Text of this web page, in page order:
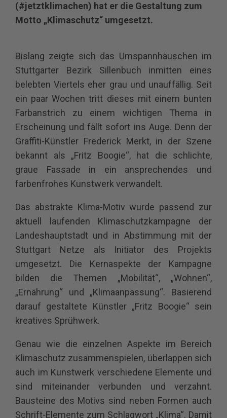
(#jetztklimachen) hat er die Gestaltung zum
Motto „Klimaschutz“ umgesetzt.
Bislang zeigte sich das Umspannhäuschen im
Stuttgarter Bezirk Sillenbuch inmitten eines
belebten Viertels eher grau und unauffällig. Seit
ein paar Wochen tritt dieses mit einem bunten
Farbanstrich zu einem wichtigen Thema in
Erscheinung und fällt sofort ins Auge. Denn der
Graffiti-Künstler Frederick Merkt, in der Szene
bekannt als „Fritz Boogie“, hat die schlichte,
graue Fassade in ein ansprechendes und
farbenfrohes Kunstwerk verwandelt.
Das abstrakte Klima-Motiv wurde passend zur
aktuell laufenden Klimaschutzkampagne der
Landeshauptstadt und in Abstimmung mit der
Stuttgart Netze als Initiator des Projekts
umgesetzt. Die Kernaspekte der Kampagne
bilden die Themen „Mobilität“, „Wohnen“,
„Ernährung“ und „Klimaanpassung“. Basierend
darauf gestaltete Künstler „Fritz Boogie“ sein
kreatives Sprühwerk.
Genau wie die einzelnen Aspekte im Bereich
Klimaschutz zusammenspielen, überlappen sich
auch im Kunstwerk verschiedene Elemente und
sind miteinander verbunden und verzahnt.
Bausteine des Motivs sind neben Formen auch
Schrift-Elemente zum Schlagwort „Klima“. Damit